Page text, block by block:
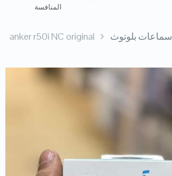
المنافسة
سماعات بلوتوث anker r50i NC original